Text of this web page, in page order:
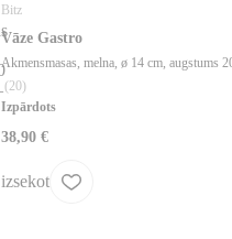
Bitz
Vāze Gastro
Akmensmasas, melna, ø 14 cm, augstums
(20)
Izpārdots
38,90 €
izsekot